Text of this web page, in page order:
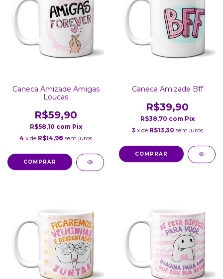
Caneca Amizade Amigas
Loucas
R$59,90
R$58,10 com Pix
4 x de R$14,98 sem juros
COMPRAR
Caneca Amizade Bff
R$39,90
R$38,70 com Pix
3 x de R$13,30 sem juros
COMPRAR